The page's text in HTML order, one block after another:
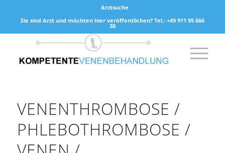
Arztsuche
Sie sind Arzt und möchten hier veröffentlichen? Tel.: +49 911 95 666
30
VENENTHROMBOSE /
PHLEBOTHROMBOSE /